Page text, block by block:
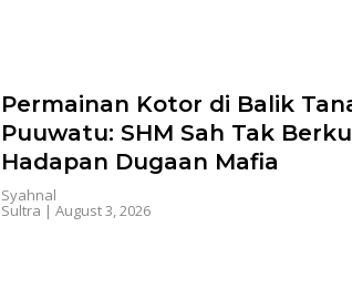
Permainan Kotor di Balik
Puuwatu: SHM Sah Tak
Hadapan Dugaan Mafia
Syahnal
Sultra |August 3, 2026